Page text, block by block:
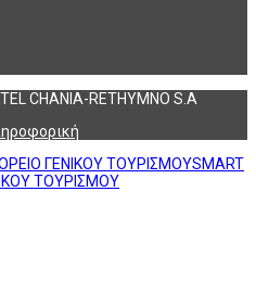
CHANIA-RETHYMNO S.A
SMART
ΤΟΥΡΙΣΜΟΥ